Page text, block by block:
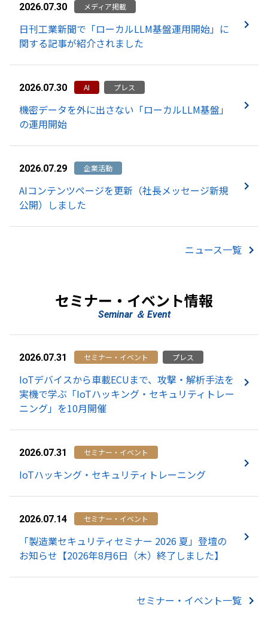
2026.07.30 メディア掲載
日刊工業新聞で「ローカルLLM基盤運用開始」に
関する記事が紹介されました
2026.07.30 AI プレス
機密データを外に出さない「ローカルLLM基盤」
の運用開始
2026.07.29 企業活動
AIコンテンツページを更新（社長メッセージ新規
公開）しました
ニュース一覧
セミナー・イベント情報
Seminar ＆ Event
2026.07.31 セミナー・イベント プレス
IoTデバイスから車載ECUまで、攻撃・解析手法を
実機で学ぶ「IoTハッキング・セキュリティトレー
ニング」を10月開催
2026.07.31 セミナー・イベント
IoTハッキング・セキュリティトレーニング
2026.07.14 セミナー・イベント
「製造業セキュリティセミナー 2026 夏」登壇の
お知らせ【2026年8月6日（木）終了しました】
セミナー・イベント一覧